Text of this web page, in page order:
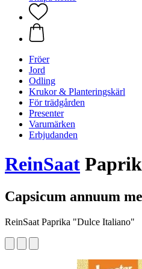
Fröer
Jord
Odling
Krukor & Planteringskärl
För trädgården
Presenter
Varumärken
Erbjudanden
ReinSaat
Capsicum annuum
ReinSaat Paprika "Dulce Italiano"